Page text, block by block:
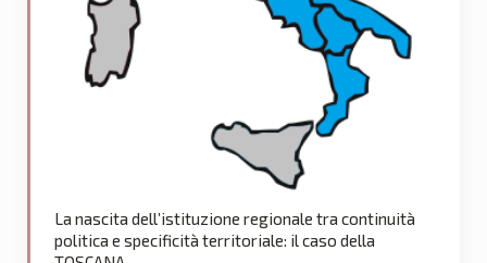
La nascita dell’istituzione regionale tra continuità
politica e specificità territoriale: il caso della